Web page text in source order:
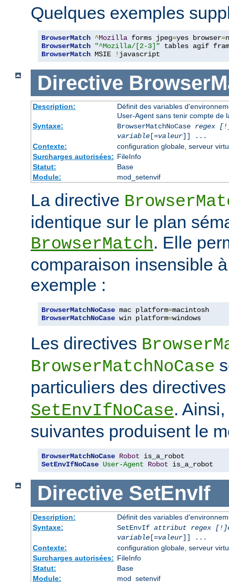
Quelques exemples
BrowserMatch ^Mozilla forms jpeg=yes browser=
BrowserMatch
"^Mozilla/[2-3]"
BrowserMatch MSIE ! javascript
Directive
Description:
Définit des variables
User-Agent sans tenir compte de
Syntaxe:
BrowserMatchNoCase regex
variable[=valeur]] ...
Contexte:
configuration globale, serveur
Surcharges autorisées: FileInfo
Statut:
Base
Module:
mod_setenvif
La directive
identique sur le plan
BrowserMatch. Elle
comparaison insensible
exemple :
BrowserMatchNoCase mac platform=
BrowserMatchNoCase win platform=windows
Les directives
BrowserMatchNoCase
particuliers des
SetEnvIfNoCase.
suivantes produisent le
BrowserMatchNoCase Robot
SetEnvIfNoCase User-Agent Robot is_a_robot
Directive SetEnvIf
Description:
Définit des variables
Syntaxe:
SetEnvIf attribut regex
variable[=valeur]] ...
Contexte:
configuration globale, serveur
Surcharges autorisées: FileInfo
Statut:
Base
Module:
mod_setenvif